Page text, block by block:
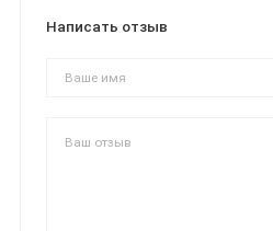
Написать отзыв